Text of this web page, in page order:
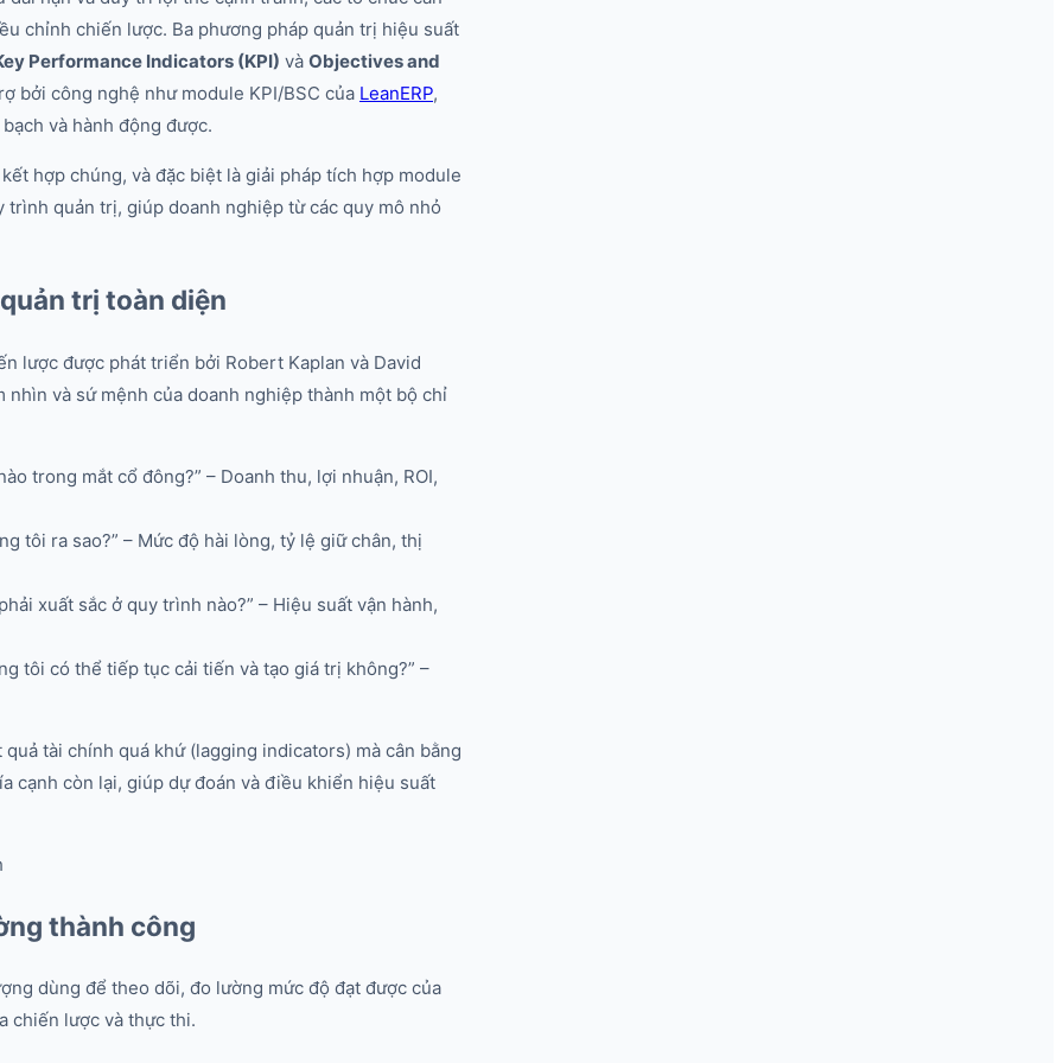
chỉnh chiến lược. Ba phương pháp quản trị hiệu suất
Performance Indicators (KPI) và Objectives and
bởi công nghệ như module KPI/BSC của LeanERP,
và hành động được.
hợp chúng, và đặc biệt là giải pháp tích hợp module
quản trị, giúp doanh nghiệp từ các quy mô nhỏ
trị toàn diện
lược được phát triển bởi Robert Kaplan và David
và sứ mệnh của doanh nghiệp thành một bộ chỉ
trong mắt cổ đông?” – Doanh thu, lợi nhuận, ROI,
tôi ra sao?” – Mức độ hài lòng, tỷ lệ giữ chân, thị
xuất sắc ở quy trình nào?” – Hiệu suất vận hành,
tôi có thể tiếp tục cải tiến và tạo giá trị không?” –
tài chính quá khứ (lagging indicators) mà cân bằng
cạnh còn lại, giúp dự đoán và điều khiển hiệu suất
thành công
dùng để theo dõi, đo lường mức độ đạt được của
chiến lược và thực thi.